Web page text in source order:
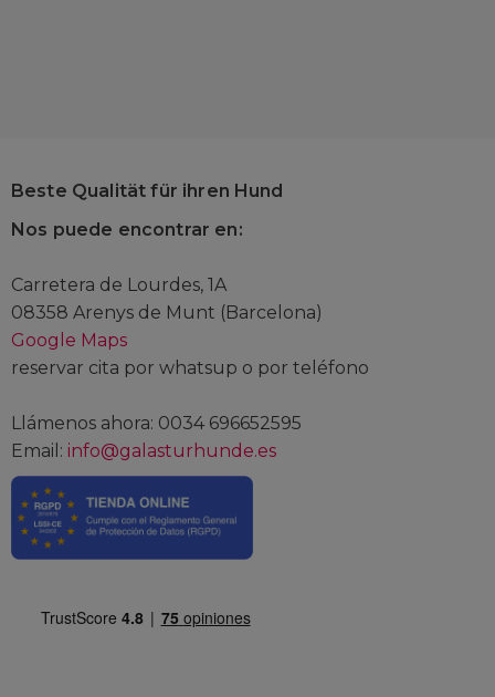
Beste Qualität für ihren Hund
Nos puede encontrar en:
Carretera de Lourdes, 1A
08358 Arenys de Munt (Barcelona)
Google Maps
reservar cita por whatsup o por teléfono
Llámenos ahora: 0034 696652595
Email: info@galasturhunde.es